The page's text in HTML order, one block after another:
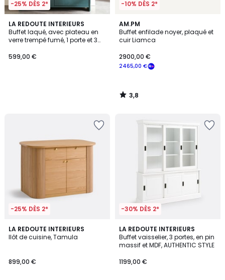
-25% DÈS 2*
LA REDOUTE INTERIEURS
Buffet laqué, avec plateau en
verre trempé fumé, 1 porte et 3
599,00 €
-10% DÈS 2*
AM.PM
Buffet enfilade noyer, plaqué et
cuir Liamca
2465,00 €
2900,00 €
3,8
/ 5
3,8
/
-25% DÈS 2*
LA REDOUTE INTERIEURS
Ilôt de cuisine, Tamula
899,00 €
5
/
-30% DÈS 2*
LA REDOUTE INTERIEURS
Buffet vaisselier, 3 portes, en pin
massif et MDF, AUTHENTIC STYLE
1199,00 €
3,9
/ 5